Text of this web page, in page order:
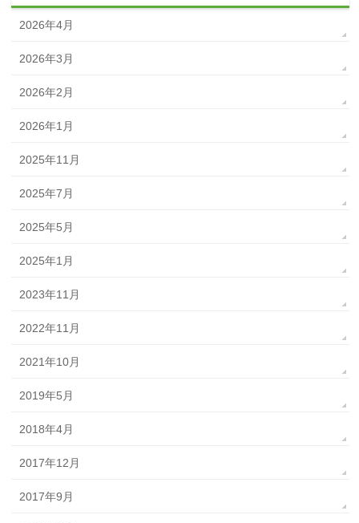
2026年4月
2026年3月
2026年2月
2026年1月
2025年11月
2025年7月
2025年5月
2025年1月
2023年11月
2022年11月
2021年10月
2019年5月
2018年4月
2017年12月
2017年9月